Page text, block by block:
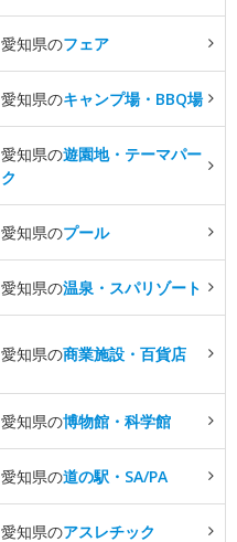
愛知県のフェア
愛知県のキャンプ場・BBQ場
愛知県の遊園地・テーマパー
ク
愛知県のプール
愛知県の温泉・スパリゾート
愛知県の商業施設・百貨店
愛知県の博物館・科学館
愛知県の道の駅・SA/PA
愛知県のアスレチック